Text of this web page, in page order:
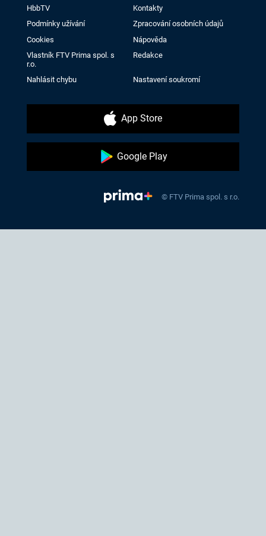
HbbTV
Kontakty
Podmínky užívání
Zpracování osobních údajů
Cookies
Nápověda
Vlastník FTV Prima spol. s
r.o.
Redakce
Nahlásit chybu Nastavení soukromí
App Store
Google Play
© FTV Prima spol. s r.o.